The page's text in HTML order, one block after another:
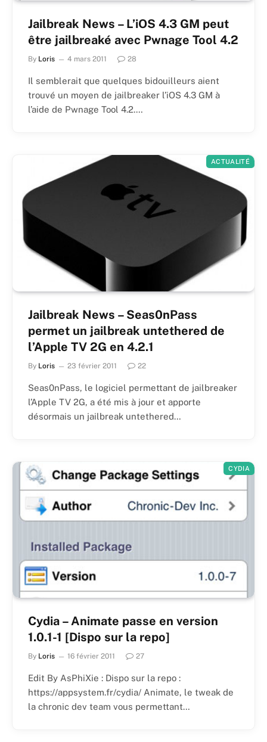
Jailbreak News – L’iOS 4.3 GM peut
être jailbreaké avec Pwnage Tool 4.2
By Loris 4 mars 2011 28
Il semblerait que quelques bidouilleurs aient
trouvé un moyen de jailbreaker l’iOS 4.3 GM à
l’aide de Pwnage Tool 4.2.…
ACTUALITÉ
Jailbreak News – Seas0nPass
permet un jailbreak untethered de
l’Apple TV 2G en 4.2.1
By Loris 23 février 2011 22
Seas0nPass, le logiciel permettant de jailbreaker
l’Apple TV 2G, a été mis à jour et apporte
désormais un jailbreak untethered…
CYDIA
Cydia – Animate passe en version
1.0.1-1 [Dispo sur la repo]
By Loris 16 février 2011 27
Edit By AsPhiXie : Dispo sur la repo :
https://appsystem.fr/cydia/ Animate, le tweak de
la chronic dev team vous permettant…